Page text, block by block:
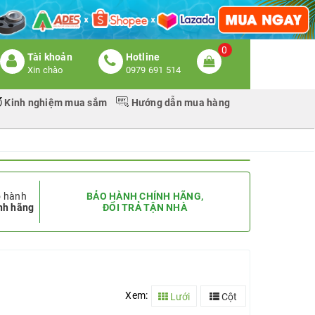
Tài khoản
Xin chào
Hotline
0979 691 514
0
Kinh nghiệm mua sắm Hướng dẫn mua hàng
hành
hãng
BẢO HÀNH CHÍNH HÃNG,
ĐỔI TRẢ TẬN NHÀ
Xem: Lưới Cột